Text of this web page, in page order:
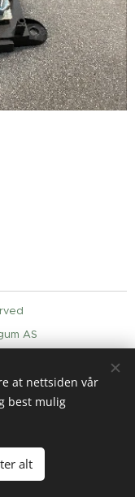
AS
at nettsiden vår
best mulig
alt